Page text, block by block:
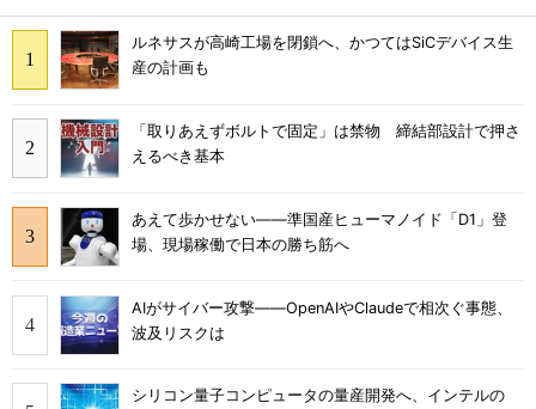
ルネサスが高崎工場を閉鎖へ、かつてはSiCデバイス生
産の計画も
「取りあえずボルトで固定」は禁物 締結部設計で押さ
えるべき基本
あえて歩かせない――準国産ヒューマノイド「D1」登
場、現場稼働で日本の勝ち筋へ
AIがサイバー攻撃――OpenAIやClaudeで相次ぐ事態、
波及リスクは
シリコン量子コンピュータの量産開発へ、インテルの